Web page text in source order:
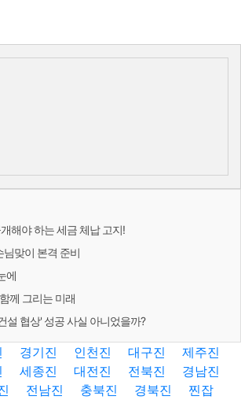
해야 하는 세금 체납 고지!
님맞이 본격 준비
에
께 그리는 미래
설 협상' 성공 사실 아니었을까?
경기진 인천진 대구진
제주진
세종진 대전진 전북진
경남진
전남진 충북진 경북진 찐잡